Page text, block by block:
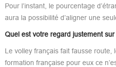
Pour l’instant, le pourcentage
aura la possibilité d’aligner une
Quel est votre regard justement
Le volley français fait fausse
formation française pour eux ce